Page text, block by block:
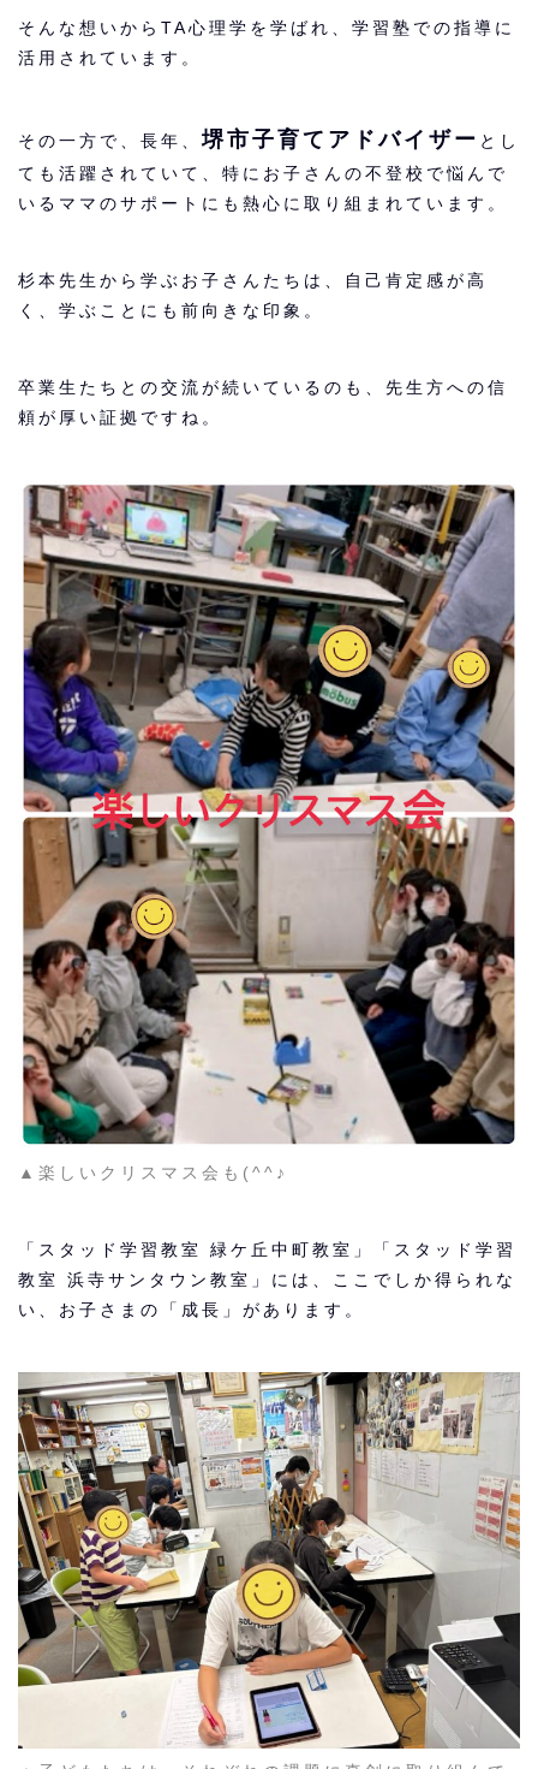
そんな想いからTA心理学を学ばれ、学習塾での指導に
活用されています。
その一方で、長年、​堺市子育てアドバイザー とし
ても活躍されていて、特にお子さんの不登校で悩んで
いるママのサポートにも熱心に取り組まれています。
杉本先生から学ぶお子さんたちは、自己肯定感が高
く、学ぶことにも前向きな印象。
卒業生たちとの交流が続いているのも、先生方への信
頼が厚い証拠ですね。
▲楽しいクリスマス会も(^^♪
「スタッド学習教室 緑ケ丘中町教室」「スタッド学習
教室 浜寺サンタウン教室」には、ここでしか得られな
い、お子さまの「成長」があります。